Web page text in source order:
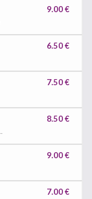
9.00 €
6.50 €
7.50 €
8.50 €
9.00 €
7.00 €